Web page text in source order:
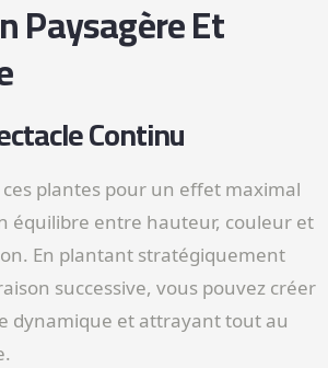
Paysagère Et
Continu
ces plantes pour un effet maximal
équilibre entre hauteur, couleur et
En plantant stratégiquement
successive, vous pouvez créer
dynamique et attrayant tout au